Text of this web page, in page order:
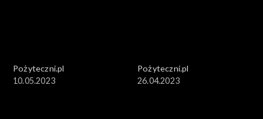
Pożyteczni.pl
10.05.2023
Pożyteczni.pl
26.04.2023